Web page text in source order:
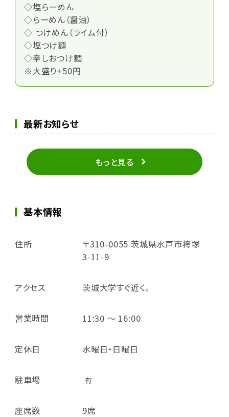
◇塩らーめん
◇らーめん（醤油）
◇ つけめん（ライム付）
◇塩つけ麺
◇辛しおつけ麺
※大盛り+50円
最新お知らせ
もっと見る
基本情報
住所
〒310-0055 茨城県水戸市袴塚
3-11-9
アクセス 茨城大学すぐ近く。
営業時間 11:30 ～ 16:00
定休日 水曜日・日曜日
駐車場 有
座席数 9席